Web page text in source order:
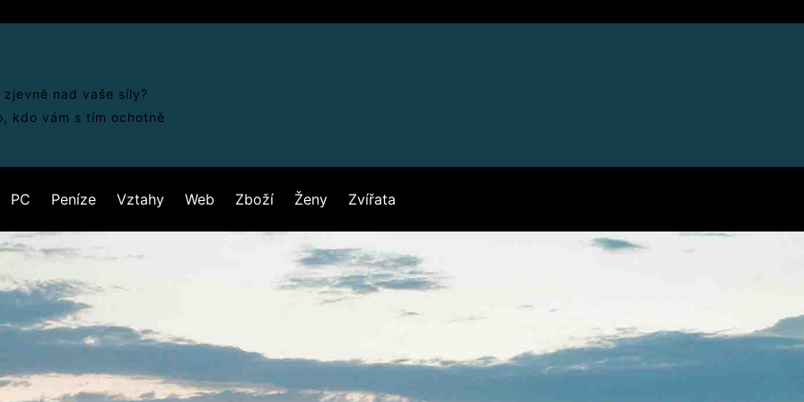
nad vaše síly?
kdo vám s tím ochotně
PC Peníze Vztahy Web Zboží Ženy Zvířata